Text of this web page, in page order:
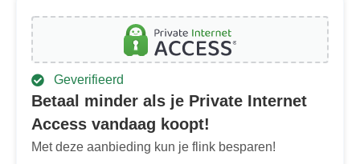
Geverifieerd
Betaal minder als je Private Internet
Access vandaag koopt!
Met deze aanbieding kun je flink besparen!